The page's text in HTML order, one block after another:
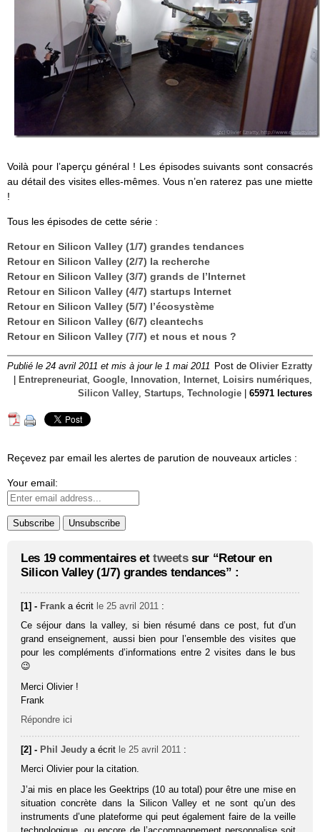
Voilà pour l’aperçu général ! Les épisodes suivants sont consacrés
au détail des visites elles-mêmes. Vous n’en raterez pas une miette
!
Tous les épisodes de cette série :
Retour en Silicon Valley (1/7) grandes tendances
Retour en Silicon Valley (2/7) la recherche
Retour en Silicon Valley (3/7) grands de l’Internet
Retour en Silicon Valley (4/7) startups Internet
Retour en Silicon Valley (5/7) l’écosystème
Retour en Silicon Valley (6/7) cleantechs
Retour en Silicon Valley (7/7) et nous et nous ?
Publié le 24 avril 2011 et mis à jour le 1 mai 2011 Post de Olivier Ezratty
Entrepreneuriat, Google, Innovation, Internet, Loisirs numériques,
Silicon Valley, Startups, Technologie 65971 lectures
Reçevez par email les alertes de parution de nouveaux articles :
Your email:
Les 19 commentaires et tweetssur “Retour en
Silicon Valley (1/7) grandes tendances” :
[1] - Frank a écrit le 25 avril 2011 :
Ce séjour dans la valley, si bien résumé dans ce post, fut d’un
grand enseignement, aussi bien pour l’ensemble des visites que
pour les compléments d’informations entre 2 visites dans le bus
😉
Merci Olivier !
Frank
Répondre ici
[2] - Phil Jeudy a écrit le 25 avril 2011 :
Merci Olivier pour la citation.
J’ai mis en place les Geektrips (10 au total) pour être une mise en
situation concrète dans la Silicon Valley et ne sont qu’un des
instruments d’une plateforme qui peut également faire de la veille